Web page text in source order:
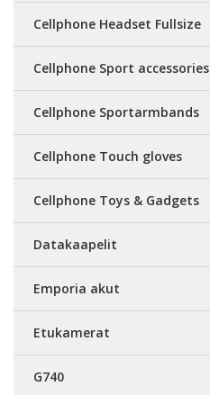
Cellphone Headset Fullsize
Cellphone Sport accessories
Cellphone Sportarmbands
Cellphone Touch gloves
Cellphone Toys & Gadgets
Datakaapelit
Emporia akut
Etukamerat
G740